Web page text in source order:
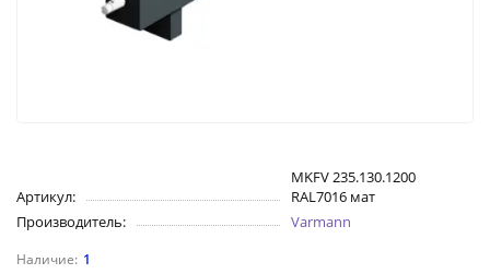
Артикул:
MKFV 235.130.1200
RAL7016 мат
Производитель:
Varmann
1